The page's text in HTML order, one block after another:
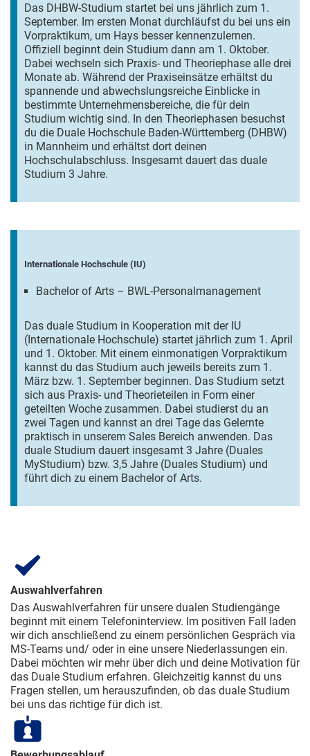
Das DHBW-Studium startet bei uns jährlich zum 1.
September. Im ersten Monat durchläufst du bei uns ein
Vorpraktikum, um Hays besser kennenzulernen.
Offiziell beginnt dein Studium dann am 1. Oktober.
Dabei wechseln sich Praxis- und Theoriephase alle drei
Monate ab. Während der Praxiseinsätze erhältst du
spannende und abwechslungsreiche Einblicke in
bestimmte Unternehmensbereiche, die für dein
Studium wichtig sind. In den Theoriephasen besuchst
du die Duale Hochschule Baden-Württemberg (DHBW)
in Mannheim und erhältst dort deinen
Hochschulabschluss. Insgesamt dauert das duale
Studium 3 Jahre.
Internationale Hochschule (IU)
Bachelor of Arts – BWL-Personalmanagement
Das duale Studium in Kooperation mit der IU
(Internationale Hochschule) startet jährlich zum 1. April
und 1. Oktober. Mit einem einmonatigen Vorpraktikum
kannst du das Studium auch jeweils bereits zum 1.
März bzw. 1. September beginnen. Das Studium setzt
sich aus Praxis- und Theorieteilen in Form einer
geteilten Woche zusammen. Dabei studierst du an
zwei Tagen und kannst an drei Tage das Gelernte
praktisch in unserem Sales Bereich anwenden. Das
duale Studium dauert insgesamt 3 Jahre (Duales
MyStudium) bzw. 3,5 Jahre (Duales Studium) und
führt dich zu einem Bachelor of Arts.
Auswahlverfahren
Das Auswahlverfahren für unsere dualen Studiengänge
beginnt mit einem Telefoninterview. Im positiven Fall laden
wir dich anschließend zu einem persönlichen Gespräch via
MS-Teams und/ oder in eine unsere Niederlassungen ein.
Dabei möchten wir mehr über dich und deine Motivation für
das Duale Studium erfahren. Gleichzeitig kannst du uns
Fragen stellen, um herauszufinden, ob das duale Studium
bei uns das richtige für dich ist.